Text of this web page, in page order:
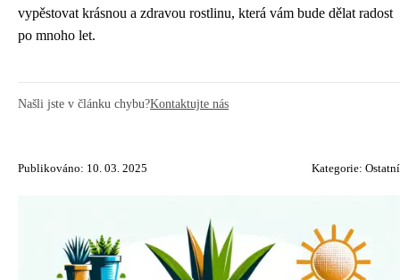
vypěstovat krásnou a zdravou rostlinu, která vám bude dělat radost
po mnoho let.
Našli jste v článku chybu?Kontaktujte nás
Publikováno: 10. 03. 2025 Kategorie: Ostatní